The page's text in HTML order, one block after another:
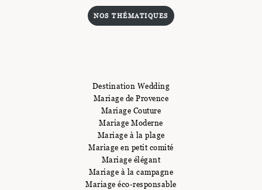
NOS THÉMATIQUES
Destination Wedding
Mariage de Provence
Mariage Couture
Mariage Moderne
Mariage à la plage
Mariage en petit comité
Mariage élégant
Mariage à la campagne
Mariage éco-responsable